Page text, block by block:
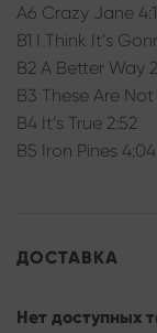
A6 Crazy Jane
B1 I Think It’s
B2 A Better Way
B3 These Are
B4 It’s True 2:52
B5 Iron Pines 4:04
ДОСТАВКА
Нет доступных